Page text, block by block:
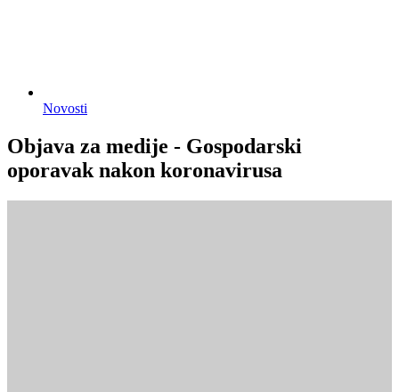
Novosti
Objava za medije - Gospodarski
oporavak nakon koronavirusa